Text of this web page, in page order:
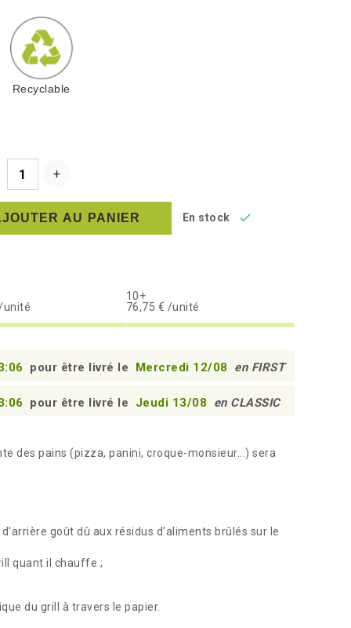
Recyclable
AU PANIER En stock 
unité
10+
76,75 € /unité
pour être livré le Mercredi 12/08 en FIRST
pour être livré le Jeudi 13/08 en CLASSIC
des pains (pizza, panini, croque-monsieur...) sera
goût dû aux résidus d'aliments brûlés sur le
quant il chauffe ;
du grill à travers le papier.